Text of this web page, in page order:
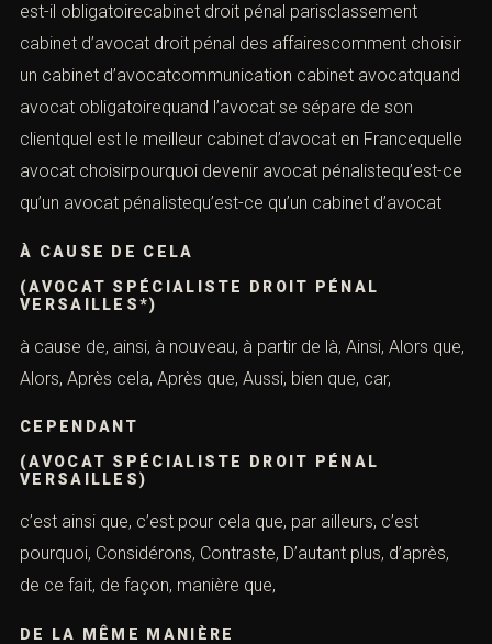
est-il obligatoirecabinet droit pénal parisclassement
cabinet d’avocat droit pénal des affairescomment choisir
un cabinet d’avocatcommunication cabinet avocatquand
avocat obligatoirequand l’avocat se sépare de son
clientquel est le meilleur cabinet d’avocat en Francequelle
avocat choisirpourquoi devenir avocat pénalistequ’est-ce
qu’un avocat pénalistequ’est-ce qu’un cabinet d’avocat
À CAUSE DE CELA
(AVOCAT SPÉCIALISTE DROIT PÉNAL
VERSAILLES*)
à cause de, ainsi, à nouveau, à partir de là, Ainsi, Alors que,
Alors, Après cela, Après que, Aussi, bien que, car,
CEPENDANT
(AVOCAT SPÉCIALISTE DROIT PÉNAL
VERSAILLES)
c’est ainsi que, c’est pour cela que, par ailleurs, c’est
pourquoi, Considérons, Contraste, D’autant plus, d’après,
de ce fait, de façon, manière que,
DE LA MÊME MANIÈRE